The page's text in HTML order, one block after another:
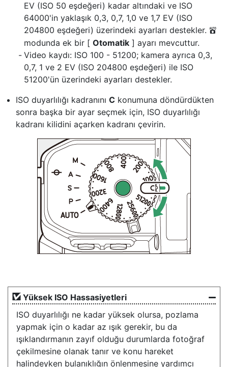
EV (ISO 50 eşdeğeri) kadar altındaki ve ISO
64000'in yaklaşık 0,3, 0,7, 1,0 ve 1,7 EV (ISO
204800 eşdeğeri) üzerindeki ayarları destekler. b
modunda ek bir [ Otomatik ] ayarı mevcuttur.
Video kaydı: ISO 100 - 51200; kamera ayrıca 0,3,
0,7, 1 ve 2 EV (ISO 204800 eşdeğeri) ile ISO
51200'ün üzerindeki ayarları destekler.
ISO duyarlılığı kadranını C konumuna döndürdükten
sonra başka bir ayar seçmek için, ISO duyarlılığı
kadranı kilidini açarken kadranı çevirin.
Yüksek ISO Hassasiyetleri
ISO duyarlılığı ne kadar yüksek olursa, pozlama
yapmak için o kadar az ışık gerekir, bu da
ışıklandırmanın zayıf olduğu durumlarda fotoğraf
çekilmesine olanak tanır ve konu hareket
halindeyken bulanıklığın önlenmesine yardımcı